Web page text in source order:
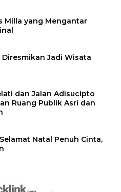
Milla yang Mengantar
Diresmikan Jadi Wisata
dan Jalan Adisucipto
Ruang Publik Asri dan
Natal Penuh Cinta,